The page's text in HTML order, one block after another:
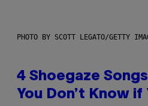
PHOTO BY SCOTT LEGATO/GETTY
4 Shoegaze
You Don’t Know if